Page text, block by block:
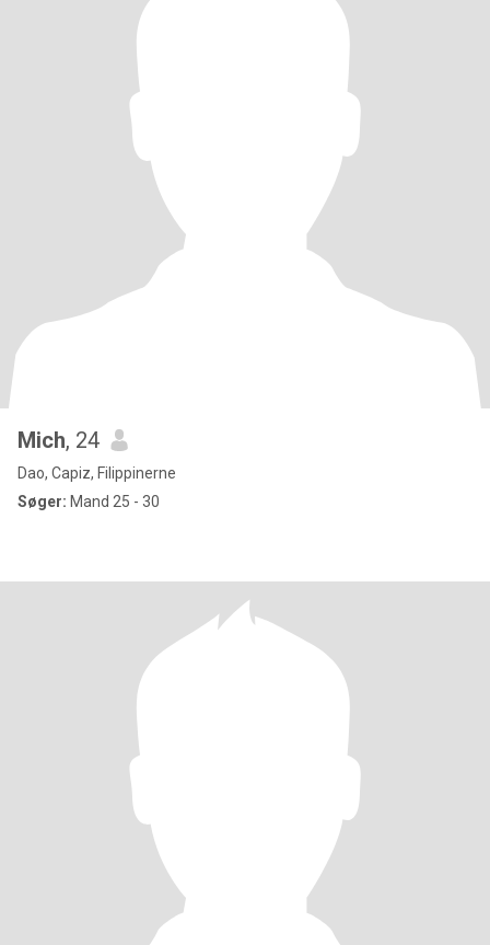
Mich, 24
Dao, Capiz, Filippinerne
Søger: Mand 25 - 30